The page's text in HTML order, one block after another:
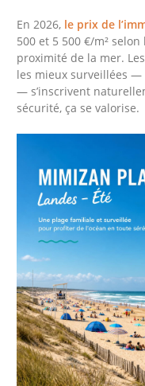
En 2026, le prix de
500 et 5 500 €/m²
proximité de la mer.
les mieux surveillées —
— s’inscrivent
sécurité, ça se valorise.